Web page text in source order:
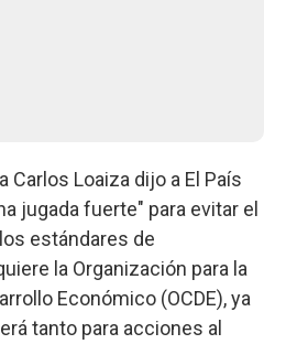
Carlos Loaiza dijo a El País
jugada fuerte" para evitar el
estándares de
la Organización para la
Económico (OCDE), ya
tanto para acciones al